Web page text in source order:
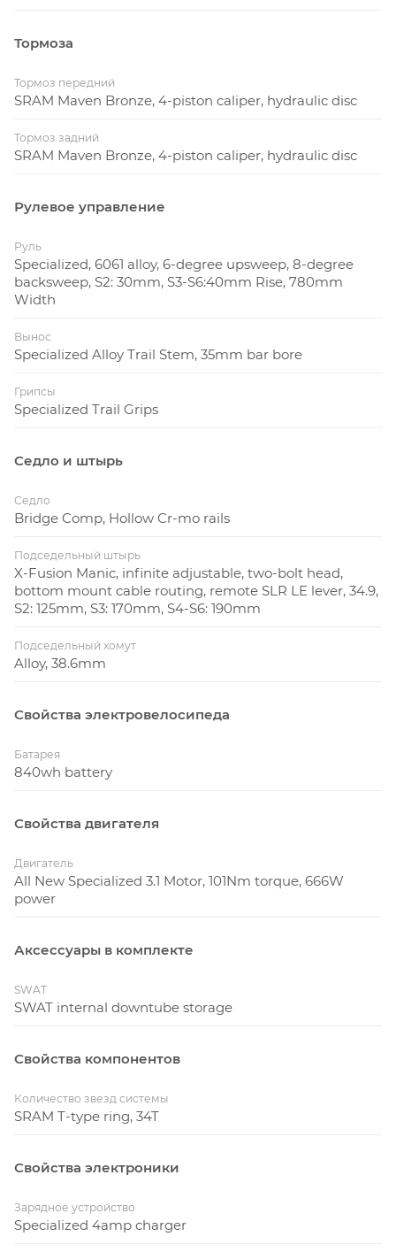
Тормоза
Тормоз передний
SRAM Maven Bronze, 4-piston caliper, hydraulic disc
Тормоз задний
SRAM Maven Bronze, 4-piston caliper, hydraulic disc
Рулевое управление
Руль
Specialized, 6061 alloy, 6-degree upsweep, 8-degree
backsweep, S2: 30mm, S3-S6:40mm Rise, 780mm
Width
Вынос
Specialized Alloy Trail Stem, 35mm bar bore
Грипсы
Specialized Trail Grips
Седло и штырь
Седло
Bridge Comp, Hollow Cr-mo rails
Подседельный штырь
X-Fusion Manic, infinite adjustable, two-bolt head,
bottom mount cable routing, remote SLR LE lever, 34.9,
S2: 125mm, S3: 170mm, S4-S6: 190mm
Подседельный хомут
Alloy, 38.6mm
Свойства электровелосипеда
Батарея
840wh battery
Свойства двигателя
Двигатель
All New Specialized 3.1 Motor, 101Nm torque, 666W
power
Аксессуары в комплекте
SWAT
SWAT internal downtube storage
Свойства компонентов
Количество звезд системы
SRAM T-type ring, 34T
Свойства электроники
Зарядное устройство
Specialized 4amp charger